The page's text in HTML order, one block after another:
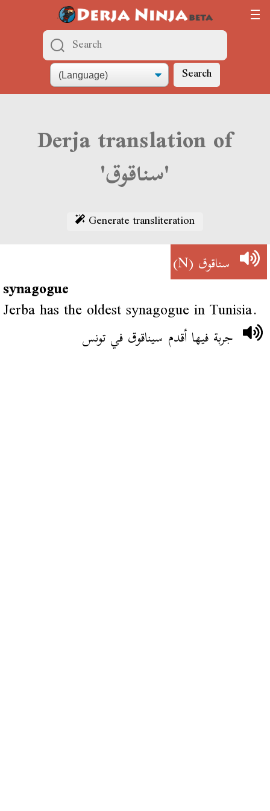
Search
Derja translation of
'سناقوق'
Generate transliteration
سناقوق(N)
synagogue
Jerba has the oldest synagogue in Tunisia.
جربة فيها أقدم سيناقوق في تونس